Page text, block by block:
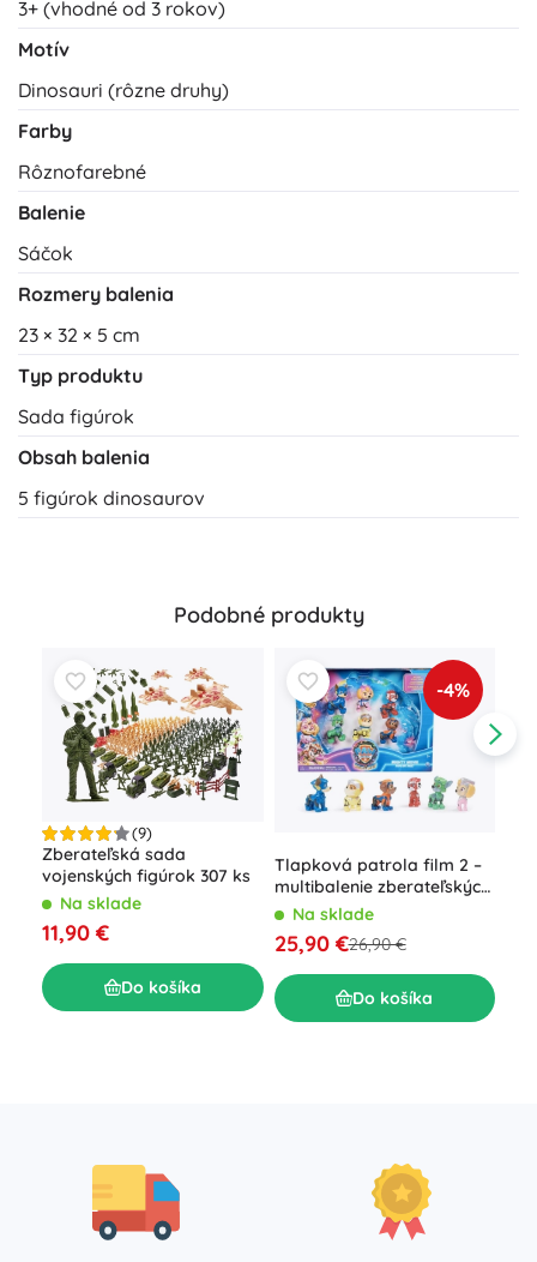
3+ (vhodné od 3 rokov)
Motív
Dinosauri (rôzne druhy)
Farby
Rôznofarebné
Balenie
Sáčok
Rozmery balenia
23 × 32 × 5 cm
Typ produktu
Sada figúrok
Obsah balenia
5 figúrok dinosaurov
Podobné produkty
(9)
Zberateľská sada
vojenských figúrok 307 ks
Na sklade
11,90 €
Do košíka
-4%
Tlapková patrola film 2 –
multibalenie zberateľských
figúrok
Na sklade
25,90 €26,90 €
Do košíka